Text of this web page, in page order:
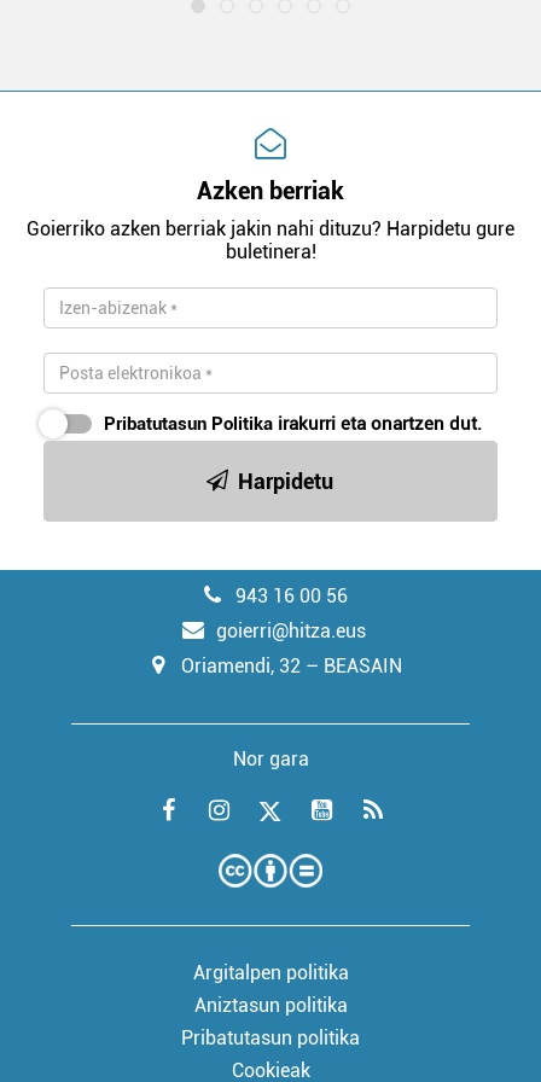
Azken berriak
Goierriko azken berriak jakin nahi dituzu? Harpidetu gure
buletinera!
Pribatutasun Politika irakurri eta onartzen dut.
Harpidetu
943 16 00 56
goierri@hitza.eus
Oriamendi, 32 – BEASAIN
Nor gara
Argitalpen politika
Aniztasun politika
Pribatutasun politika
Cookieak